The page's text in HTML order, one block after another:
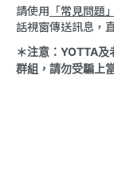
請使用 「常見問題」
話視窗傳送訊息，
＊注意：YOTTA
群組，請勿受騙上